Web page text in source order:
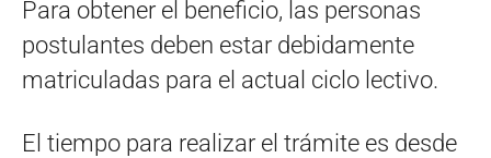
Para obtener el beneficio, las personas
postulantes deben estar debidamente
matriculadas para el actual ciclo lectivo.
El tiempo para realizar el trámite es desde